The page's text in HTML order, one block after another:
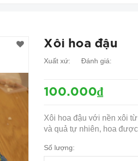
Xôi hoa đậu
Xuất xứ: Đánh giá:
100.000₫
Xôi hoa đậu với nền xôi
và quả tự nhiên, hoa
Số lượng: